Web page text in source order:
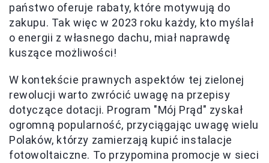
państwo oferuje rabaty, które motywują do
zakupu. Tak więc w 2023 roku każdy, kto myślał
o energii z własnego dachu, miał naprawdę
kuszące możliwości!
W kontekście prawnych aspektów tej zielonej
rewolucji warto zwrócić uwagę na przepisy
dotyczące dotacji. Program "Mój Prąd" zyskał
ogromną popularność, przyciągając uwagę wielu
Polaków, którzy zamierzają kupić instalacje
fotowoltaiczne. To przypomina promocje w sieci